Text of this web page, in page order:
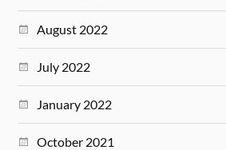
August 2022
July 2022
January 2022
October 2021